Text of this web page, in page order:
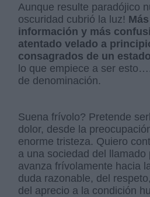
Aunque resulte paradójico
oscuridad cubrió la luz!
información y más
atentado velado a
consagrados de un
lo que empiece a ser
de denominación.
Suena frívolo? Pretende
dolor, desde la
enorme tristeza. Quiero
a una sociedad del llamado
avanza frívolamente hacia
duda razonable, del
del aprecio a la condición